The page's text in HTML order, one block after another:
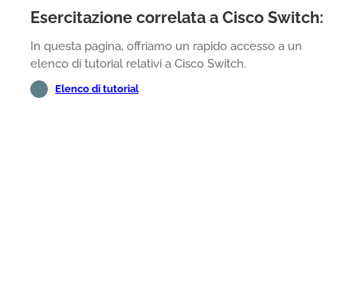
Esercitazione correlata a Cisco Switch:
In questa pagina, offriamo un rapido accesso a un
elenco di tutorial relativi a Cisco Switch.
Elenco di tutorial